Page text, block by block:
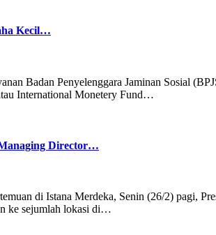
Kecil…
Badan Penyelenggara Jaminan Sosial
International Monetery Fund…
Director…
di Istana Merdeka, Senin (26/2) pagi,
ke sejumlah lokasi di…